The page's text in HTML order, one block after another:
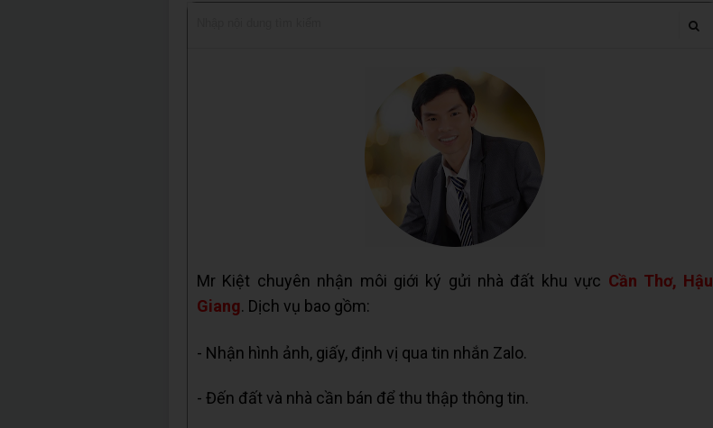
Mr Kiệt chuyên nhận môi giới ký gửi nhà đất khu vực Cần Thơ, Hậu
Giang. Dịch vụ bao gồm:
- Nhận hình ảnh, giấy, định vị qua tin nhắn Zalo.
- Đến đất và nhà cần bán để thu thập thông tin.